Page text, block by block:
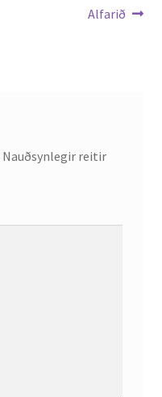
Next
Alfarið
Nauðsynlegir reitir